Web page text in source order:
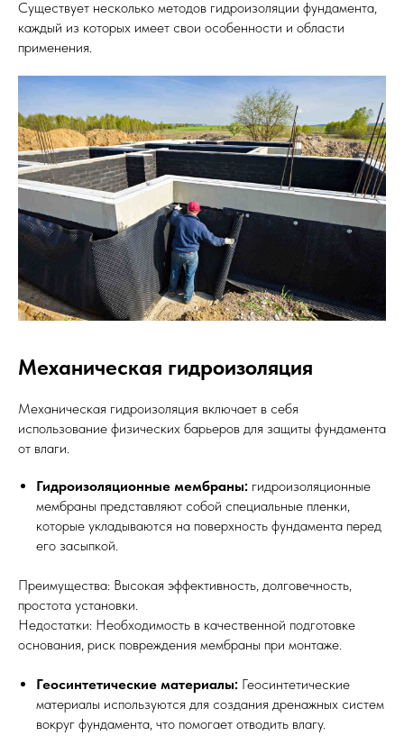
Существует несколько методов гидроизоляции фундамента,
каждый из которых имеет свои особенности и области
применения.
Механическая гидроизоляция
Механическая гидроизоляция включает в себя
использование физических барьеров для защиты фундамента
от влаги.
Гидроизоляционные мембраны: гидроизоляционные
мембраны представляют собой специальные пленки,
которые укладываются на поверхность фундамента перед
его засыпкой.
Преимущества: Высокая эффективность, долговечность,
простота установки.
Недостатки: Необходимость в качественной подготовке
основания, риск повреждения мембраны при монтаже.
Геосинтетические материалы: Геосинтетические
материалы используются для создания дренажных систем
вокруг фундамента, что помогает отводить влагу.